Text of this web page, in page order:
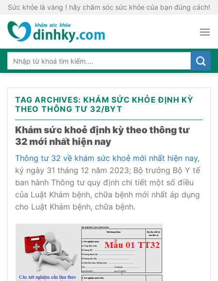
Skip
content
Sức khỏe là vàng ! hãy chăm sóc sức khỏe của bạn đúng cách!
TAG ARCHIVES: KHÁM SỨC KHỎE ĐỊNH KỲ
THEO THÔNG TƯ 32/BYT
Khám sức khoẻ định kỳ theo thông tư
32 mới nhất hiện nay
Thông tư 32 về khám sức khoẻ mới nhất hiện nay,
ký ngày 31 tháng 12 năm 2023; Bộ trưởng Bộ Y tế
ban hành Thông tư quy định chi tiết một số điều
của Luật Khám bệnh, chữa bệnh mới nhất áp dụng
cho Luật Khám bệnh, chữa bệnh.